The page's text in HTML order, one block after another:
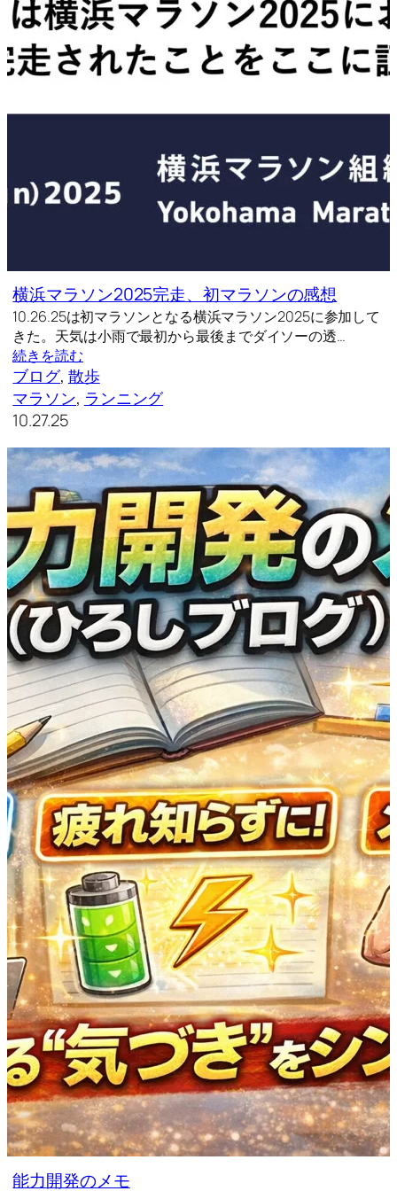
横浜マラソン2025完走、初マラソンの感想
10.26.25は初マラソンとなる横浜マラソン2025に参加して
きた。天気は小雨で最初から最後までダイソーの透…
続きを読む
ブログ, 散歩
マラソン, ランニング
10.27.25
能力開発のメモ